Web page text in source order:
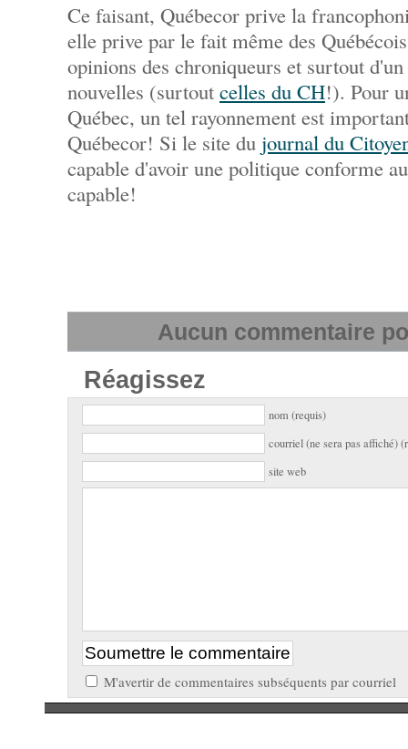
Ce faisant, Québecor prive la
elle prive par le fait même des
opinions des chroniqueurs et surtout
nouvelles (surtout celles du CH!). Pour
Québec, un tel rayonnement est
Québecor! Si le site du journal du
capable d'avoir une politique conforme
capable!
Aucun commentaire
Réagissez
nom (requis)
courriel (ne sera pas affiché)
site web
M'avertir de commentaires subséquents par courriel